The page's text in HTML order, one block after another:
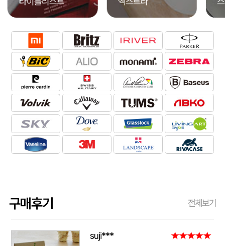
구매후기 전체보기
suji***
★★★★★